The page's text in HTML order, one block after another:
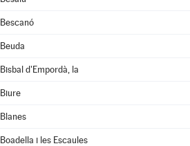
Bescanó
Beuda
Bisbal d'Empordà, la
Biure
Blanes
Boadella i les Escaules